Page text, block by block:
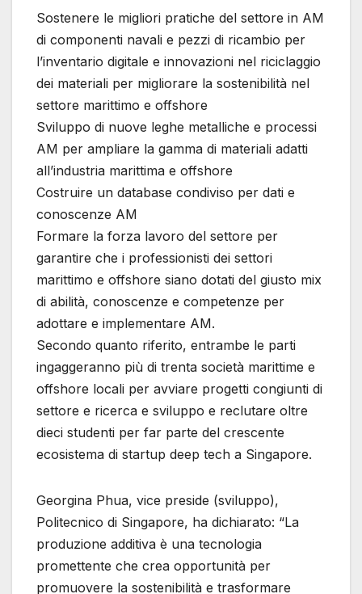
Sostenere le migliori pratiche del settore in AM
di componenti navali e pezzi di ricambio per
l’inventario digitale e innovazioni nel riciclaggio
dei materiali per migliorare la sostenibilità nel
settore marittimo e offshore
Sviluppo di nuove leghe metalliche e processi
AM per ampliare la gamma di materiali adatti
all’industria marittima e offshore
Costruire un database condiviso per dati e
conoscenze AM
Formare la forza lavoro del settore per
garantire che i professionisti dei settori
marittimo e offshore siano dotati del giusto mix
di abilità, conoscenze e competenze per
adottare e implementare AM.
Secondo quanto riferito, entrambe le parti
ingaggeranno più di trenta società marittime e
offshore locali per avviare progetti congiunti di
settore e ricerca e sviluppo e reclutare oltre
dieci studenti per far parte del crescente
ecosistema di startup deep tech a Singapore.
Georgina Phua, vice preside (sviluppo),
Politecnico di Singapore, ha dichiarato: “La
produzione additiva è una tecnologia
promettente che crea opportunità per
promuovere la sostenibilità e trasformare